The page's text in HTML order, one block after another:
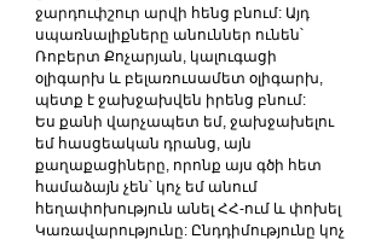
ջարդուփշուր արվի հենց բնում: Այդ
սպառնալիքները անուններ ունեն՝
Ռոբերտ Քոչարյան, կալուգացի
օլիգարխ և բելառուսամետ օլիգարխ,
պետք է ջախջախվեն իրենց բնում:
Ես քանի վարչապետ եմ, ջախջախելու
եմ հասցեական դրանց, այն
քաղաքացիները, որոնք այս գծի հետ
համաձայն չեն՝ կոչ եմ անում
հեղափոխություն անել ՀՀ-ում և փոխել
Կառավարությունը: Ընդդիմությունը կոչ